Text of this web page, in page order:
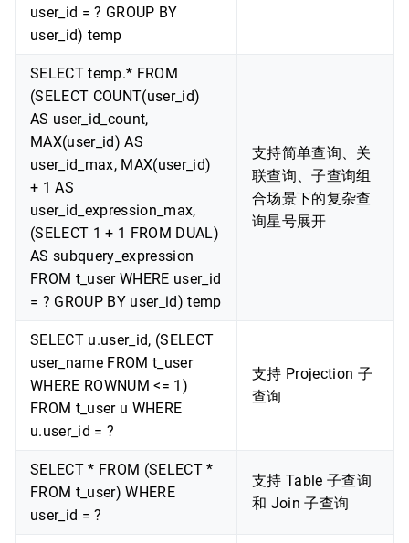
user_id = ? GROUP BY
user_id) temp
SELECT temp.* FROM
(SELECT COUNT(user_id)
AS user_id_count,
MAX(user_id) AS
user_id_max, MAX(user_id)
+ 1 AS
user_id_expression_max,
(SELECT 1 + 1 FROM DUAL)
AS subquery_expression
FROM t_user WHERE user_id
= ? GROUP BY user_id) temp
支持简单查询、关
联查询、子查询组
合场景下的复杂查
询星号展开
SELECT u.user_id, (SELECT
user_name FROM t_user
WHERE ROWNUM <= 1)
FROM t_user u WHERE
u.user_id = ?
支持 Projection 子
查询
SELECT * FROM (SELECT *
FROM t_user) WHERE
user_id = ?
支持 Table 子查询
和 Join 子查询